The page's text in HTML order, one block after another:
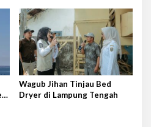
Wagub Jihan Tinjau Bed
Dryer di Lampung Tengah